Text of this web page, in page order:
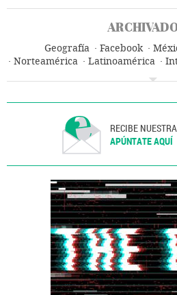
Geografía Facebook
Norteamérica
Latinoamérica
RECIBE
APÚNTATE AQUÍ